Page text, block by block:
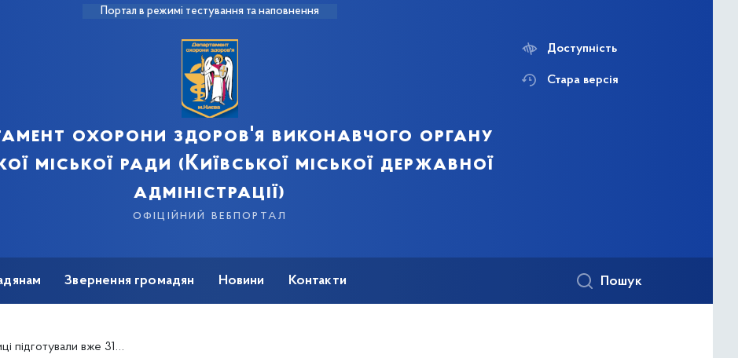
Портал в режимі тестування та наповнення
охорони здоров'я виконавчого органу
міської ради (Київської міської державної
адміністрації)
офіційний вебпортал
Доступність
Стара версія
Звернення громадян Новини Контакти Пошук
3100 ліжок для хворих на коронавірус